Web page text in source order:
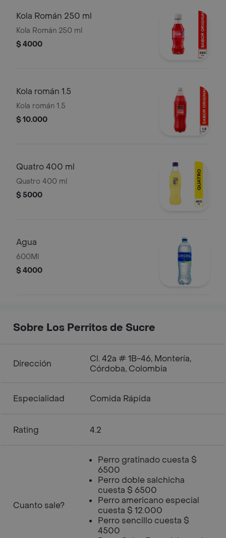
Kola Román 250 ml
Kola Román 250 ml
$ 4000
Kola román 1.5
Kola román 1.5
$ 10.000
Quatro 400 ml
Quatro 400 ml
$ 5000
Agua
600Ml
$ 4000
Sobre Los Perritos de Sucre
Dirección
Cl. 42a # 1B-46, Montería,
Córdoba, Colombia
Especialidad Comida Rápida
Rating 4.2
Cuanto sale?
Perro gratinado cuesta $
6500
Perro doble salchicha
cuesta $ 6500
Perro americano especial
cuesta $ 12.000
Perro sencillo cuesta $
4500